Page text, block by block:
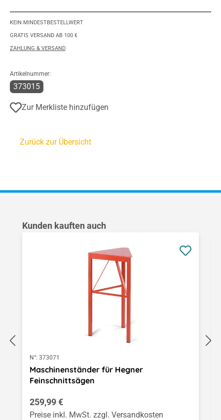
KEIN MINDESTBESTELLWERT
GRATIS VERSAND AB 100 €
ZAHLUNG & VERSAND
Artikelnummer:
373015
Zur Merkliste hinzufügen
Zurück zur Übersicht
Produktgalerie überspringen
Kunden kauften auch
N°: 373071
Maschinenständer für Hegner
Feinschnittsägen
Regulärer Preis:
259,99 €
Preise inkl. MwSt. zzgl. Versandkosten